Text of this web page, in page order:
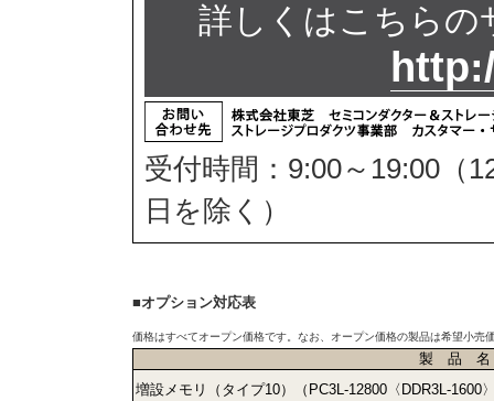
詳しくはこちらの
受付時間：9:00～19:00（
日を除く）
■オプション対応表
価格はすべてオープン価格です。なお、オープン価格の製品は希望小売
製 品 名
増設メモリ（タイプ10）（PC3L-12800〈DDR3L-1600